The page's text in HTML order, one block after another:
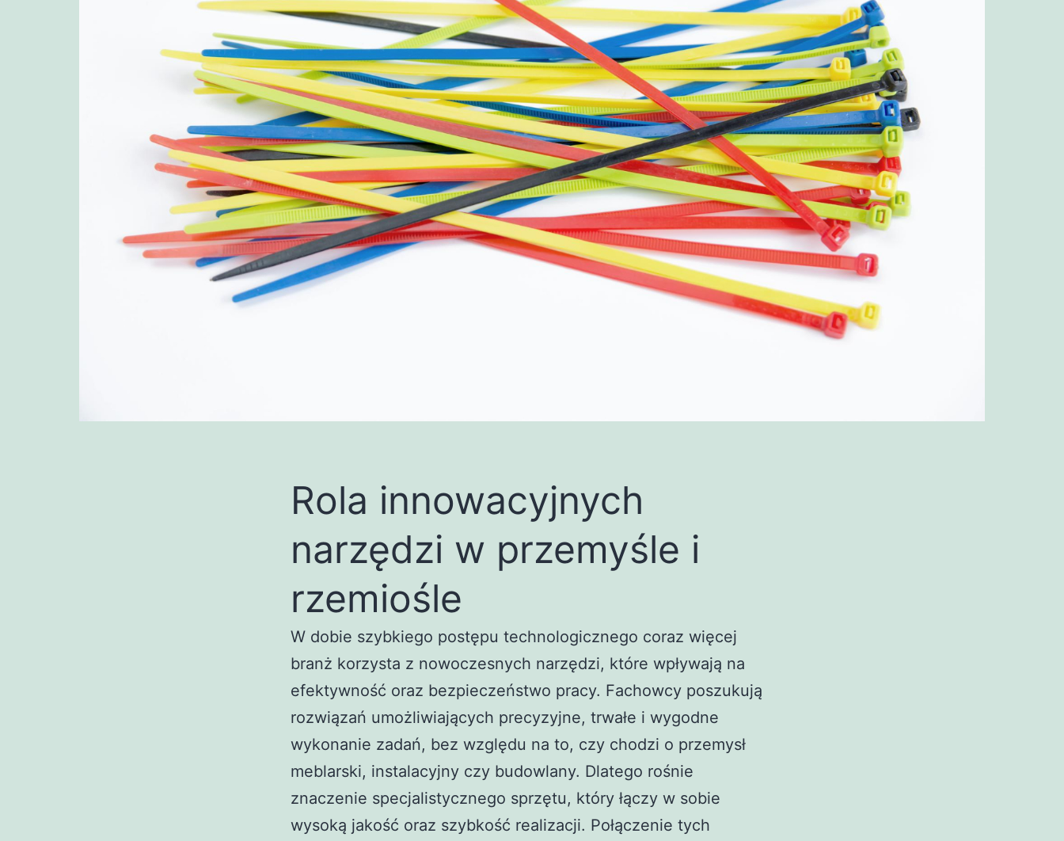
Rola innowacyjnych
narzędzi w przemyśle i
rzemiośle
W dobie szybkiego postępu technologicznego coraz więcej
branż korzysta z nowoczesnych narzędzi, które wpływają na
efektywność oraz bezpieczeństwo pracy. Fachowcy poszukują
rozwiązań umożliwiających precyzyjne, trwałe i wygodne
wykonanie zadań, bez względu na to, czy chodzi o przemysł
meblarski, instalacyjny czy budowlany. Dlatego rośnie
znaczenie specjalistycznego sprzętu, który łączy w sobie
wysoką jakość oraz szybkość realizacji. Połączenie tych